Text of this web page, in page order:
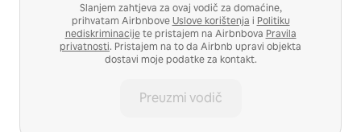
Slanjem zahtjeva za ovaj vodič za domaćine,
prihvatam AirbnboveUslove korištenja i Politiku
nediskriminacijete pristajem na Airbnbova Pravila
privatnosti. Pristajem na to da Airbnb upravi objekta
dostavi moje podatke za kontakt.
Preuzmi vodič